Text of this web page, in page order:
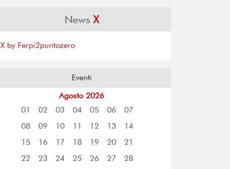
NewsX
X by Ferpi2puntozero
Eventi
Agosto 2026
01
02 03 04 05 06
07
08
09 10 11 12 13
14
15
16 17 18 19 20
21
22
23 24 25 26 27
28